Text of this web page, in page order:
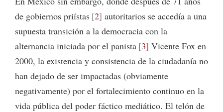
de gobiernos priístas 2 autoritarios se accedía a una
supuesta transición a la democracia con la
alternancia iniciada por el panista 3 Vicente Fox en
2000, la existencia y consistencia de la ciudadanía no
han dejado de ser impactadas (obviamente
negativamente) por el fortalecimiento continuo en la
vida pública del poder fáctico mediático. El telón de